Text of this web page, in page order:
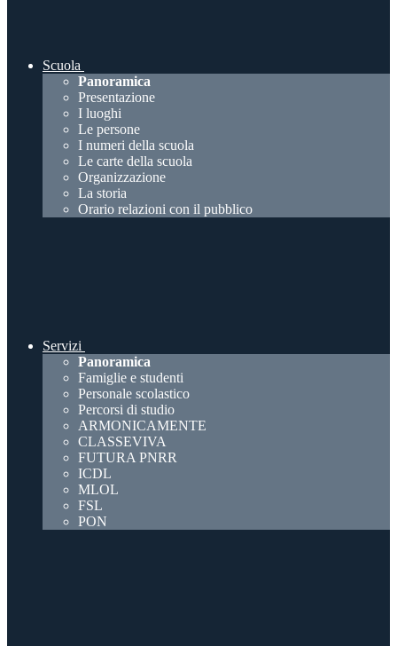
Scuola
Panoramica
Presentazione
I luoghi
Le persone
I numeri della scuola
Le carte della scuola
Organizzazione
La storia
Orario relazioni con il pubblico
Servizi
Panoramica
Famiglie e studenti
Personale scolastico
Percorsi di studio
ARMONICAMENTE
CLASSEVIVA
FUTURA PNRR
ICDL
MLOL
FSL
PON